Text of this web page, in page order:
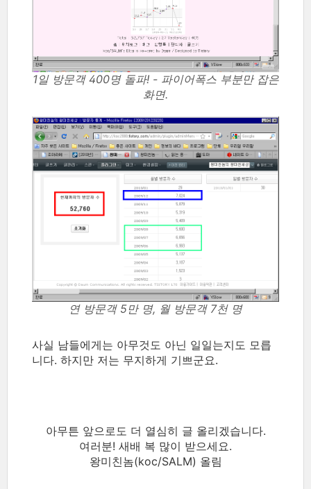
1일 방문객 400명 돌파! - 파이어폭스 부분만 잡은
화면.
연 방문객 5만 명, 월 방문객 7천 명
사실 남들에게는 아무것도 아닌 일일는지도 모릅
니다. 하지만 저는 무지하게 기쁘군요.
아무튼 앞으로도 더 열심히 글 올리겠습니다.
여러분! 새배 복 많이 받으세요.
왕미친놈(koc/SALM) 올림